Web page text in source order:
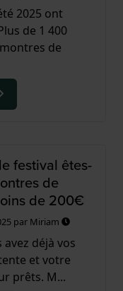
2025 ont
de 1 400
de
festival êtes-
de
de 200€
par Miriam
avez déjà vos
et votre
prêts. M...